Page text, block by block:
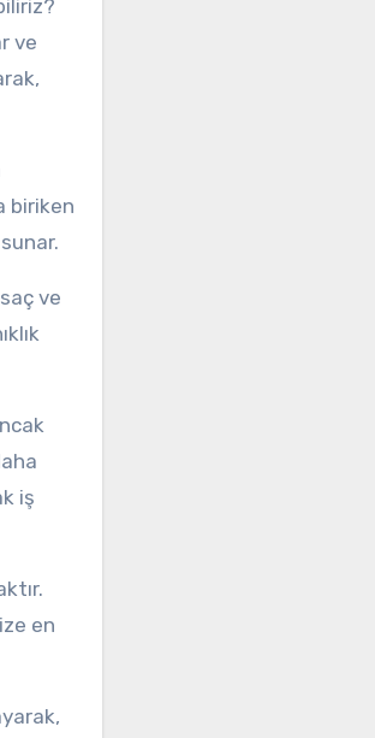
ve
biriken
ve
iş
en